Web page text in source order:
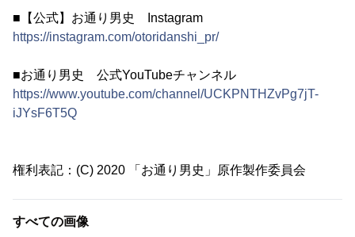
■【公式】お通り男史 Instagram
https://instagram.com/otoridanshi_pr/
■お通り男史 公式YouTubeチャンネル
https://www.youtube.com/channel/UCKPNTHZvPg7jT-
iJYsF6T5Q
権利表記：(C) 2020 「お通り男史」原作製作委員会
すべての画像